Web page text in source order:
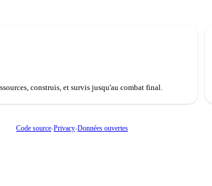
construis, et survis jusqu'au combat final.
Code source-Privacy-Données ouvertes